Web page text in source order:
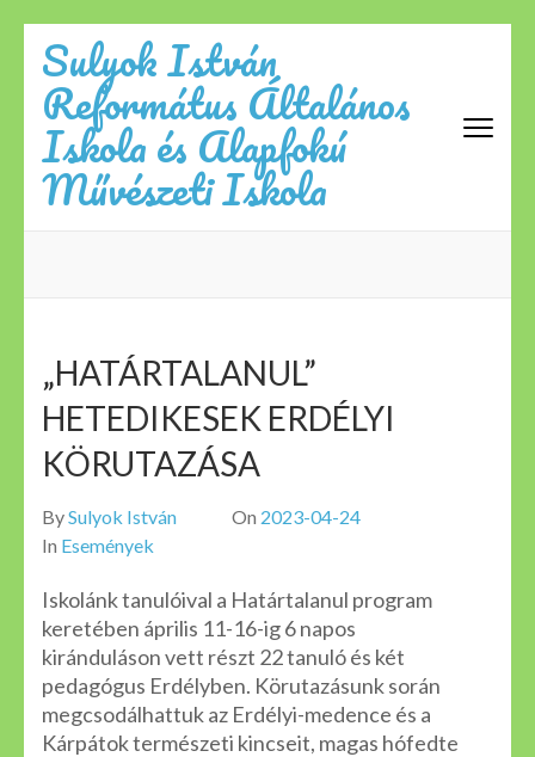
content
(Press
Enter)
Sulyok István
Református Általános
Iskola és Alapfokú
Művészeti Iskola
„HATÁRTALANUL”
HETEDIKESEK ERDÉLYI
KÖRUTAZÁSA
BySulyok István On 2023-04-24
In Események
Iskolánk tanulóival a Határtalanul program
keretében április 11-16-ig 6 napos
kiránduláson vett részt 22 tanuló és két
pedagógus Erdélyben. Körutazásunk során
megcsodálhattuk az Erdélyi-medence és a
Kárpátok természeti kincseit, magas hófedte